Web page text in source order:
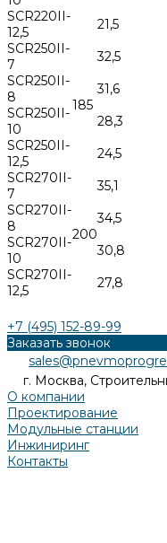
SCR220II-
12,5
21,5
SCR250II-
7
185
32,5
SCR250II-
8
31,6
SCR250II-
10
28,3
SCR250II-
12,5
24,5
SCR270II-
7
200
35,1
SCR270II-
8
34,5
SCR270II-
10
30,8
SCR270II-
12,5
27,8
+7 (495) 152-89-99
Заказать звонок
г. Москва,
О компании
Проектирование
Модульные станции
Инжиниринг
Контакты